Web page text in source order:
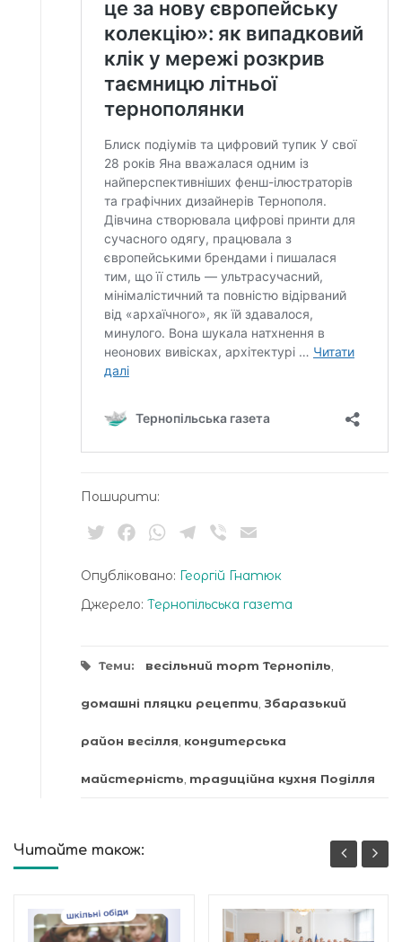
Поширити:
TwitterFacebookWhatsApp
Telegram
Viber
Опубліковано: Георгій Гнатюк
Джерело: Тернопільська газета
Теми: весільний торт Тернопіль
домашні пляцки рецепти Збаразький
район весілля кондитерська
майстерність традиційна кухня Поділля
Читайте також: